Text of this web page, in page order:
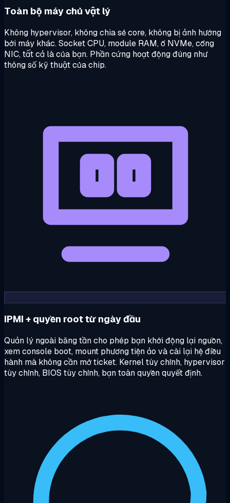
Toàn bộ máy chủ vật lý
Không hypervisor, không chia sẻ core, không bị ảnh hưởng
bởi máy khác. Socket CPU, module RAM, ổ NVMe, cổng
NIC, tất cả là của bạn. Phần cứng hoạt động đúng như
thông số kỹ thuật của chip.
IPMI + quyền root từ ngày đầu
Quản lý ngoài băng tần cho phép bạn khởi động lại nguồn,
xem console boot, mount phương tiện ảo và cài lại hệ điều
hành mà không cần mở ticket. Kernel tùy chỉnh, hypervisor
tùy chỉnh, BIOS tùy chỉnh, bạn toàn quyền quyết định.